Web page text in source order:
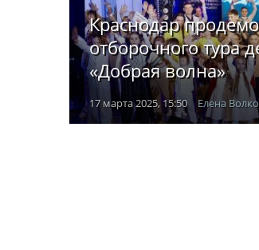
Краснодар
отборочного тура
«Добрая волна»
17 марта 2025, 15:50 Елена